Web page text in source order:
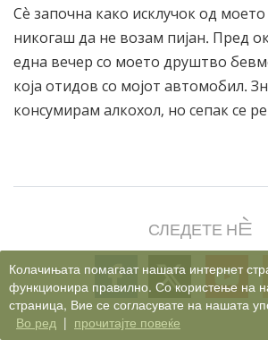
Сѐ започна како исклучок од
никогаш да не возам пијан. Пред
една вечер со моето друштво
која отидов со мојот автомобил.
консумирам алкохол, но сепак се
СЛЕДЕТЕ НÈ
Follow
on
Facebook
Follow
on
X
Follow
on
Колачињата помагаат нашата интернет
функционира правилно. Со користење на
страница, Вие се согласувате на нашата
Во ред | прочитајте повеќе